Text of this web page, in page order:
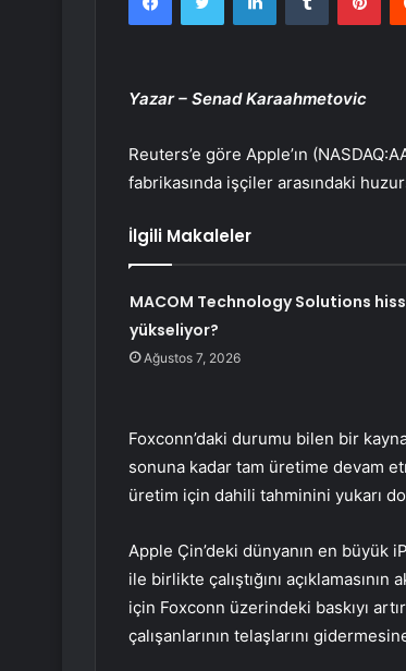
Yazar – Senad Karaahmetovic
Reuters’e göre Apple’ın (NASDAQ:
fabrikasında işçiler arasındaki
İlgili Makaleler
MACOM Technology Solutions
yükseliyor?
Ağustos 7, 2026
Foxconn’daki durumu bilen bir
sonuna kadar tam üretime devam
üretim için dahili tahminini yukarı
Apple Çin’deki dünyanın en büyük
ile birlikte çalıştığını
için Foxconn üzerindeki baskıyı
çalışanlarının telaşlarını